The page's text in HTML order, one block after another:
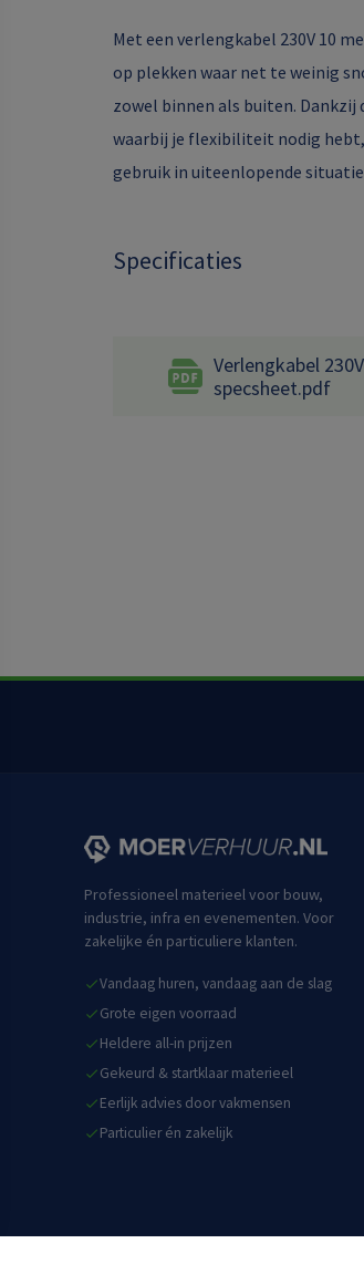
Met een verlengkabel 230V 10
op plekken waar net te weinig
zowel binnen als buiten. Dankzij
waarbij je flexibiliteit nodig
gebruik in uiteenlopende
Specificaties
Verlengkabel
specsheet.pdf
Professioneel materieel voor bouw,
industrie, infra en evenementen. Voor
zakelijke én particuliere klanten.
Vandaag huren, vandaag aan de slag
Grote eigen voorraad
Heldere all-in prijzen
Gekeurd & startklaar materieel
Eerlijk advies door vakmensen
Particulier én zakelijk